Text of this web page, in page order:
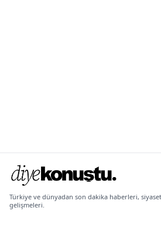
Türkiye ve dünyadan son dakika haberleri,
gelişmeleri.